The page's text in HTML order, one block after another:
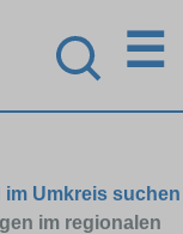
☰
Umkreis suchen
im regionalen